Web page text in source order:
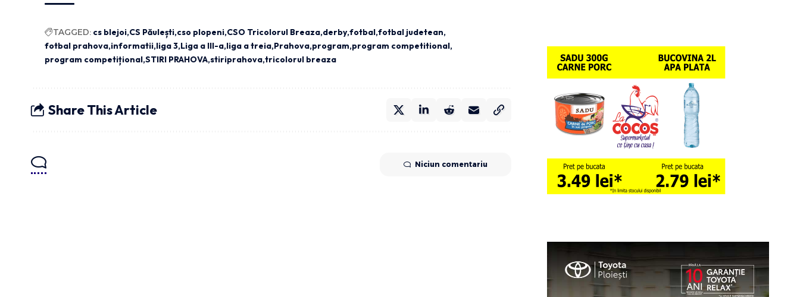
TAGGED: cs blejoi CS Păulești cso plopeni CSO Tricolorul Breaza derby fotbal fotbal judetean
fotbal prahova informatii liga 3 Liga a III-a liga a treia Prahova program program competitional
program competițional STIRI PRAHOVA stiriprahova tricolorul breaza
Share This Article
Niciun comentariu